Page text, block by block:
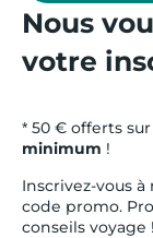
Nous
votre
* 50 € offerts
minimum !
Inscrivez-vous
code promo.
conseils voyage !